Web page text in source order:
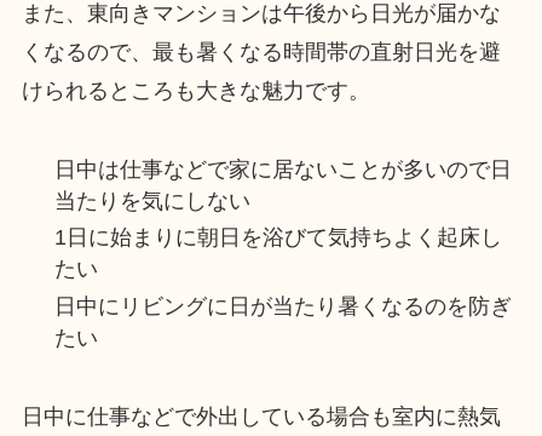
また、東向きマンションは午後から日光が届かな
くなるので、最も暑くなる時間帯の直射日光を避
けられるところも大きな魅力です。
日中は仕事などで家に居ないことが多いので日
当たりを気にしない
1日に始まりに朝日を浴びて気持ちよく起床し
たい
日中にリビングに日が当たり暑くなるのを防ぎ
たい
日中に仕事などで外出している場合も室内に熱気